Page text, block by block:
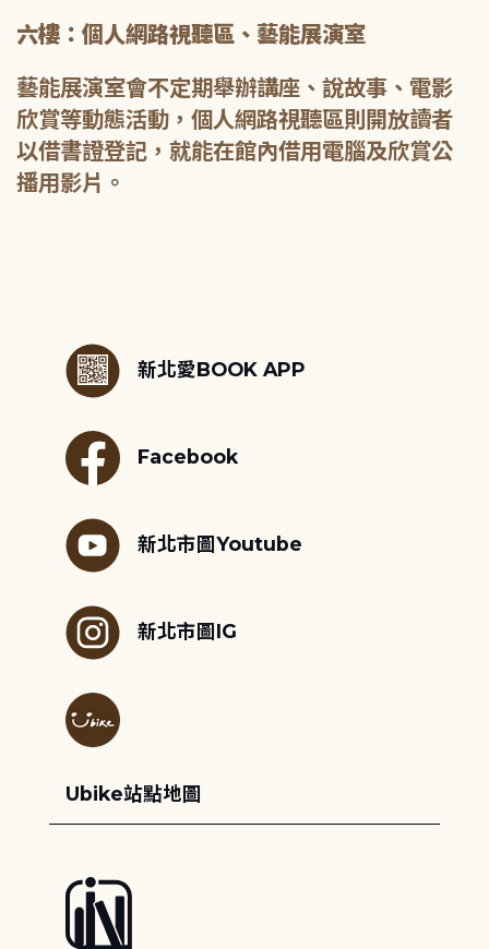
六樓：個人網路視聽區、藝能展演室
藝能展演室會不定期舉辦講座、說故事、電影
欣賞等動態活動，個人網路視聽區則開放讀者
以借書證登記，就能在館內借用電腦及欣賞公
播用影片。
新北愛BOOK APP
Facebook
新北市圖Youtube
新北市圖IG
Ubike站點地圖